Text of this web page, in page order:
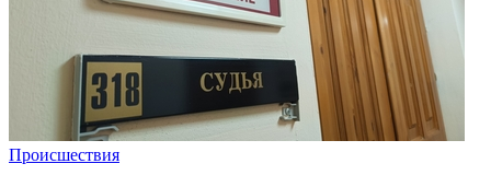
Происшествия